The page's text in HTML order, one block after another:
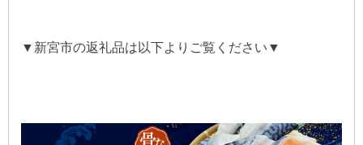
▼新宮市の返礼品は以下よりご覧ください▼